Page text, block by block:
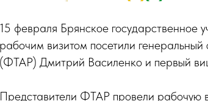
15 февраля Брянское государственное
рабочим визитом посетили
(ФТАР) Дмитрий Василенко и первый
Представители ФТАР провели рабочую